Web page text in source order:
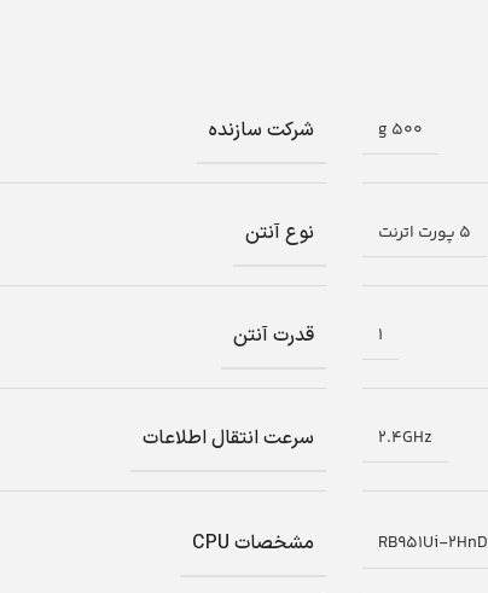
500 g شرکت سازنده
5 پورت اترنت نوع آنتن
1 قدرت آنتن
2.4GHz سرعت انتقال اطلاعات
RB951Ui-2HnD مشخصات CPU